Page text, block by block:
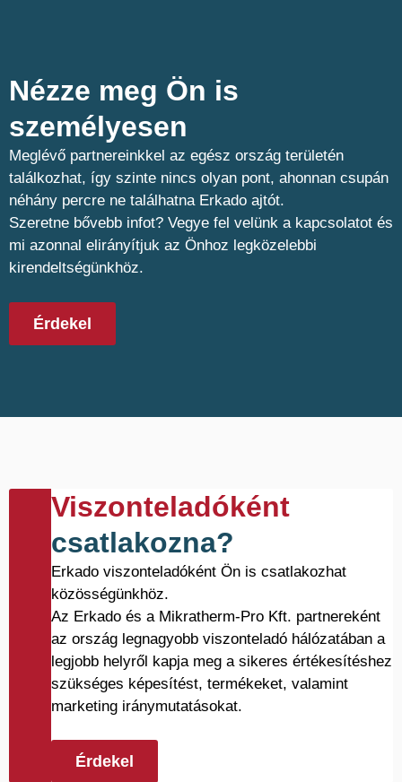
Nézze meg Ön is
személyesen​
Meglévő partnereinkkel az egész ország területén
találkozhat, így szinte nincs olyan pont, ahonnan csupán
néhány percre ne találhatna Erkado ajtót.
Szeretne bővebb infot? Vegye fel velünk a kapcsolatot és
mi azonnal elirányítjuk az Önhoz legközelebbi
kirendeltségünkhöz.
Érdekel
Viszonteladóként
csatlakozna?
Erkado viszonteladóként Ön is csatlakozhat
közösségünkhöz.
Az Erkado és a Mikratherm-Pro Kft. partnereként
az ország legnagyobb viszonteladó hálózatában a
legjobb helyről kapja meg a sikeres értékesítéshez
szükséges képesítést, termékeket, valamint
marketing iránymutatásokat.
Érdekel